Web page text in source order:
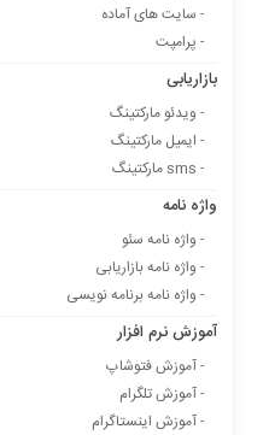
- سایت های آماده
- پرامپت
بازاریابی
- ویدئو مارکتینگ
- ایمیل مارکتینگ
- sms مارکتینگ
واژه نامه
- واژه نامه سئو
- واژه نامه بازاریابی
- واژه نامه برنامه نویسی
آموزش نرم افزار
- آموزش فتوشاپ
- آموزش تلگرام
- آموزش اینستاگرام